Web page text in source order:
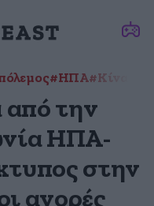
#ΗΠΑ#Κίνα
από την
ΗΠΑ-
στην
αγορές